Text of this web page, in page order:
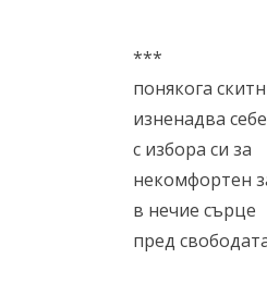
***
понякога
изненадва
с избора си за
некомфортен
в нечие сърце
пред